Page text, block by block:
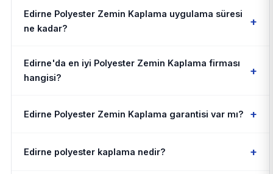
Edirne Polyester Zemin Kaplama uygulama süresi
ne kadar?
+
Edirne'da en iyi Polyester Zemin Kaplama firması
hangisi?
+
Edirne Polyester Zemin Kaplama garantisi var mı? +
Edirne polyester kaplama nedir? +